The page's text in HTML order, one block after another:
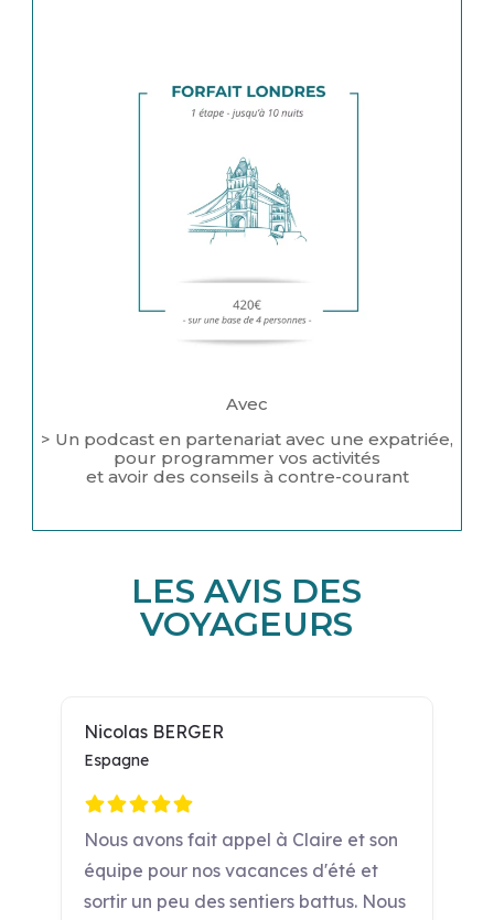
Avec
> Un podcast en partenariat avec une expatriée,
pour programmer vos activités
et avoir des conseils à contre-courant
LES AVIS DES
VOYAGEURS